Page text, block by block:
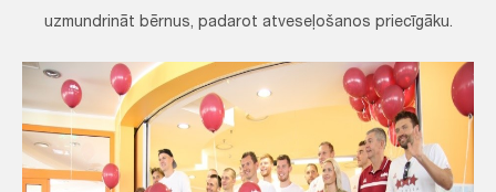
uzmundrināt bērnus, padarot atveseļošanos priecīgāku.